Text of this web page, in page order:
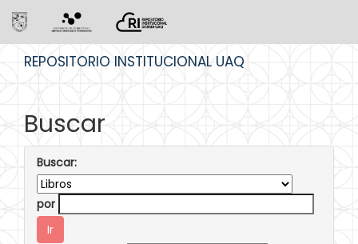
REPOSITORIO INSTITUCIONAL UAQ
Buscar
Buscar:
por